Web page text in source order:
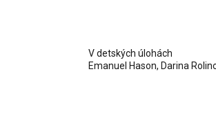
V detských úlohách
Emanuel Hason, Darina